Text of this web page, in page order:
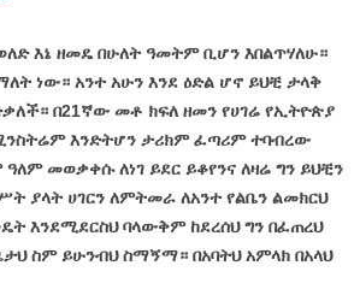
እኔ ዘመዴ በሁለት ዓመትም ቢሆን እበልጥሃለሁ።
ነው። አንተ አሁን እንደ ዕድል ሆኖ ይህቺ ታላቅ
በ21ኛው መቶ ክፍለ ዘመን የሀገሬ የኢትዮጵያ
እንድትሆን ታሪክም ፈጣሪም ተባብረው
መወቃቀሱ ለነገ ይደር ይቆየንና ለዛሬ ግን ይህቺን
ያላት ሀገርን ለምትመራ ለአንተ የልቤን ልመክርህ
እንደሚደርስህ ባላውቅም ከደረሰህ ግን በፈጠረህ
ስም ይሁንብህ ስማኝማ። በአባትህ አምላክ በአላህ